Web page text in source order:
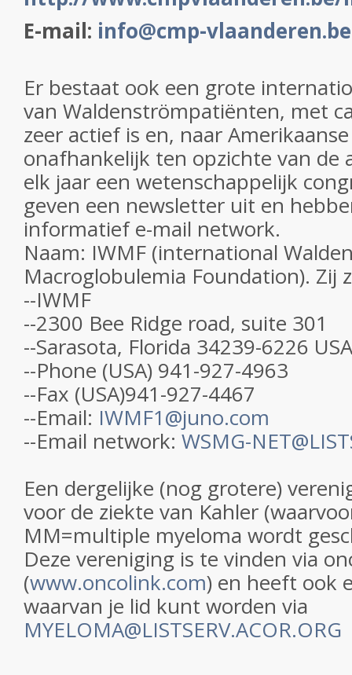
E-mail: info@cmp-vlaanderen.be
Er bestaat ook een grote
van Waldenströmpatiënten, met
zeer actief is en, naar
onafhankelijk ten opzichte van de
elk jaar een wetenschappelijk
geven een newsletter uit en
informatief e-mail network.
Naam: IWMF (international
Macroglobulemia Foundation). Zij
--IWMF
--2300 Bee Ridge road, suite 301
--Sarasota, Florida 34239-6226 USA
--Phone (USA) 941-927-4963
--Fax (USA)941-927-4467
--Email: IWMF1@juno.com
--Email network: WSMG-
Een dergelijke (nog grotere)
voor de ziekte van Kahler
MM=multiple myeloma wordt
Deze vereniging is te vinden via
(www.oncolink.com) en heeft ook
waarvan je lid kunt worden via
MYELOMA@LISTSERV.ACOR.ORG